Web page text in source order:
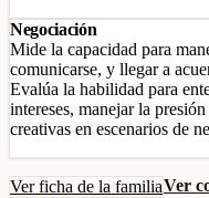
Negociación
Mide la capacidad para
comunicarse, y llegar a
Evalúa la habilidad para
intereses, manejar la
creativas en escenarios de
Ver ficha de la familiaVer